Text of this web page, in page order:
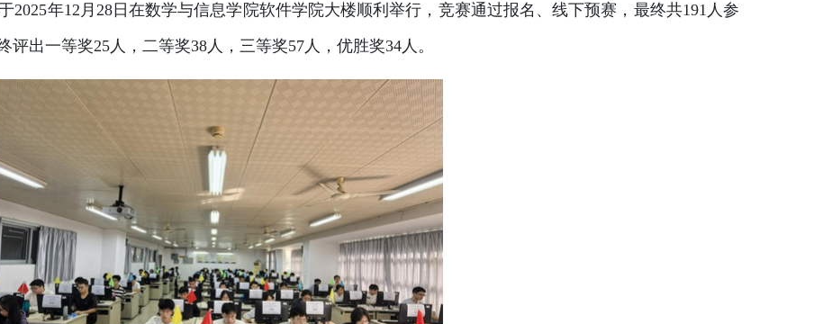
2025年12月28日在数学与信息学院软件学院大楼顺利举行，竞赛通过报名、线下预赛，最终共191人参
出一等奖25人，二等奖38人，三等奖57人，优胜奖34人。